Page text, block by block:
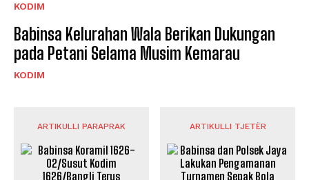
KODIM
Babinsa Kelurahan Wala Berikan Dukungan
pada Petani Selama Musim Kemarau
KODIM
ARTIKULLI PARAPRAK ARTIKULLI TJETËR